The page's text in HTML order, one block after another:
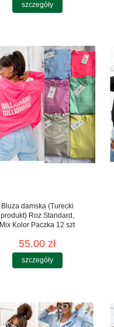
szczegóły
Bluza damska (Turecki
produkt) Roz Standard,
Mix Kolor Paczka 12 szt
55.00 zł
szczegóły